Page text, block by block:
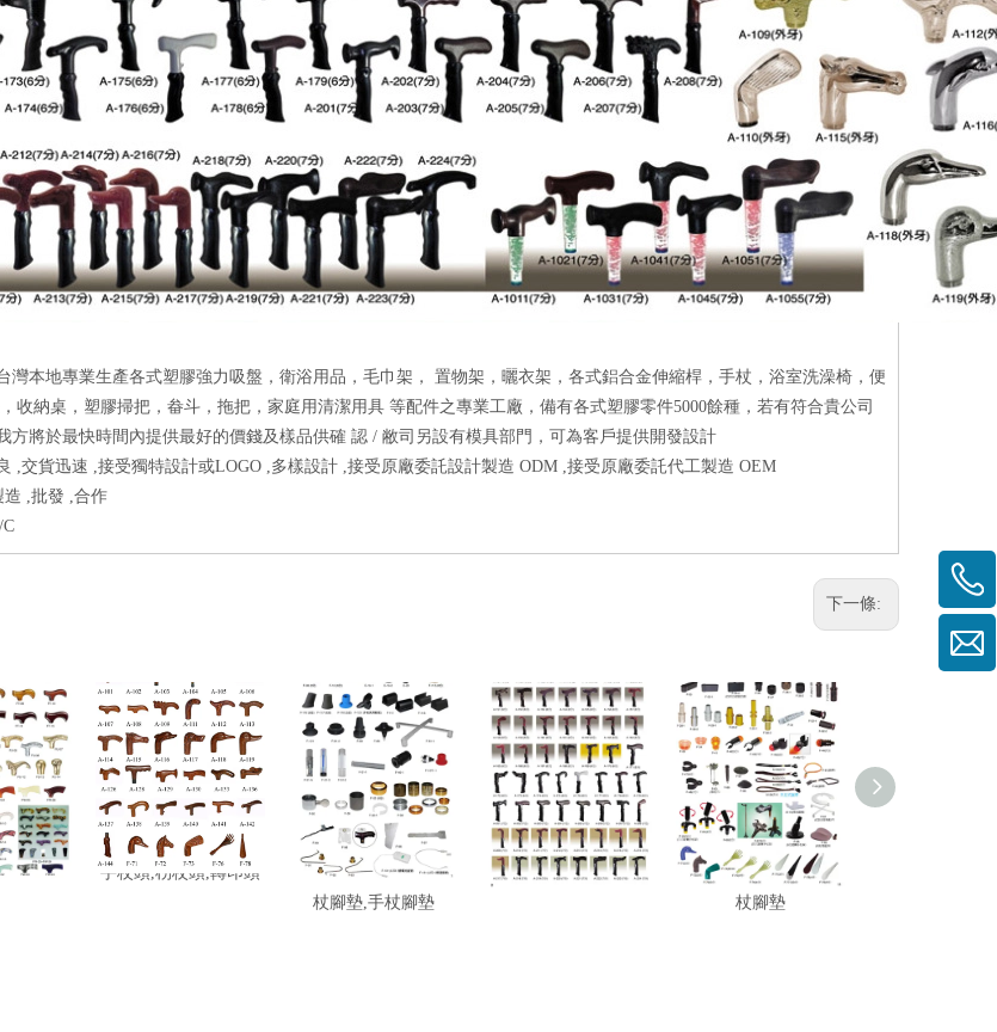
灣本地專業生產各式塑膠強力吸盤，衛浴用品，毛巾架， 置物架，曬衣架，各式鋁合金伸縮桿，手杖，浴室洗澡椅，便
收納桌，塑膠掃把，畚斗，拖把，家庭用清潔用具 等配件之專業工廠，備有各式塑膠零件5000餘種，若有符合貴公司
方將於最快時間內提供最好的價錢及樣品供確 認 / 敝司另設有模具部門，可為客戶提供開發設計
,交貨迅速 ,接受獨特設計或LOGO ,多樣設計 ,接受原廠委託設計製造 ODM ,接受原廠委託代工製造 OEM
造 ,批發 ,合作
下一條:
,壓克力
手杖頭,枴杖頭,轉印頭
手杖配件,枴杖配件,枴
杖腳墊,手杖腳墊
手杖頭,枴杖頭,塑膠頭
手杖配件,枴杖配件,枴
杖腳墊